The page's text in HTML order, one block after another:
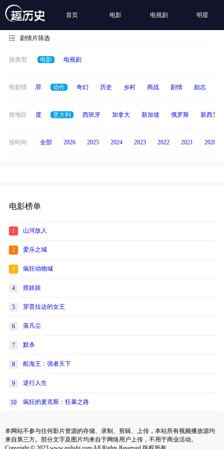
首页 电影 电视剧 明星
剧情片筛选
按类型 电影 电视剧
按剧情
偶像 犯罪 动作 奇幻 历史 乡村 商战 剧情 励志
按地区
泰国 印度 意大利 西班牙 加拿大 新加坡 俄罗斯 新西兰
按时间 全部 2026 2025 2024 2023 2022 2021 2020
电影榜单
1 山河故人
2 爱乐之城
3 疯狂动物城
4 抓娃娃
5 穿普拉达的女王
6 落凡尘
7 默杀
8 航海王：强者天下
9 逆行人生
10 疯狂的麦克斯：狂暴之路
本网站不参与任何影片资源的存储、录制、剪辑、上传，本站所有视频播放源均
来自第三方。部分文字及图片均来自于网络用户上传，不用于商业活动。